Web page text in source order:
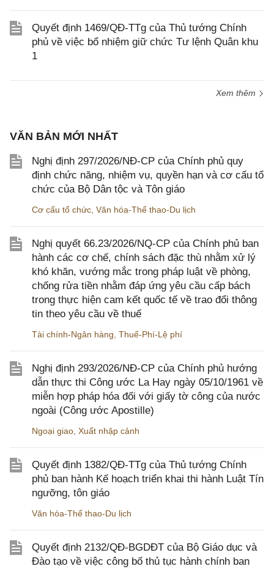
Quyết định 1469/QĐ-TTg của Thủ tướng Chính
phủ về việc bổ nhiệm giữ chức Tư lệnh Quân khu
1
Xem thêm
VĂN BẢN MỚI NHẤT
Nghị định 297/2026/NĐ-CP của Chính phủ quy
định chức năng, nhiệm vụ, quyền hạn và cơ cấu tổ
chức của Bộ Dân tộc và Tôn giáo
Cơ cấu tổ chức Văn hóa-Thể thao-Du lịch
Nghị quyết 66.23/2026/NQ-CP của Chính phủ ban
hành các cơ chế, chính sách đặc thù nhằm xử lý
khó khăn, vướng mắc trong pháp luật về phòng,
chống rửa tiền nhằm đáp ứng yêu cầu cấp bách
trong thực hiện cam kết quốc tế về trao đổi thông
tin theo yêu cầu về thuế
Tài chính-Ngân hàng Thuế-Phí-Lệ phí
Nghị định 293/2026/NĐ-CP của Chính phủ hướng
dẫn thực thi Công ước La Hay ngày 05/10/1961 về
miễn hợp pháp hóa đối với giấy tờ công của nước
ngoài (Công ước Apostille)
Ngoại giao Xuất nhập cảnh
Quyết định 1382/QĐ-TTg của Thủ tướng Chính
phủ ban hành Kế hoạch triển khai thi hành Luật Tín
ngưỡng, tôn giáo
Văn hóa-Thể thao-Du lịch
Quyết định 2132/QĐ-BGDĐT của Bộ Giáo dục và
Đào tạo về việc công bố thủ tục hành chính ban